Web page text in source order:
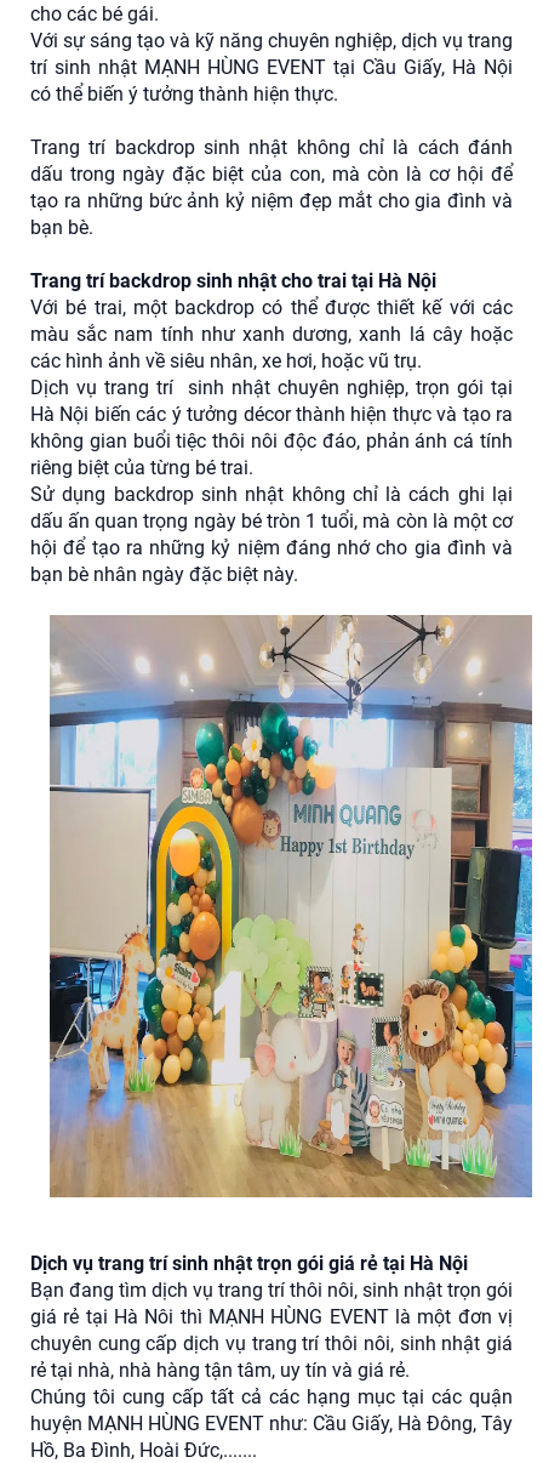
cho các bé gái.
Với sự sáng tạo và kỹ năng chuyên nghiệp, dịch vụ trang
trí sinh nhật MẠNH HÙNG EVENT tại Cầu Giấy, Hà Nội
có thể biến ý tưởng thành hiện thực.
Trang trí backdrop sinh nhật không chỉ là cách đánh
dấu trong ngày đặc biệt của con, mà còn là cơ hội để
tạo ra những bức ảnh kỷ niệm đẹp mắt cho gia đình và
bạn bè.
Trang trí backdrop sinh nhật cho trai tại Hà Nội
Với bé trai, một backdrop có thể được thiết kế với các
màu sắc nam tính như xanh dương, xanh lá cây hoặc
các hình ảnh về siêu nhân, xe hơi, hoặc vũ trụ.
Dịch vụ trang trí sinh nhật chuyên nghiệp, trọn gói tại
Hà Nội biến các ý tưởng décor thành hiện thực và tạo ra
không gian buổi tiệc thôi nôi độc đáo, phản ánh cá tính
riêng biệt của từng bé trai.
Sử dụng backdrop sinh nhật không chỉ là cách ghi lại
dấu ấn quan trọng ngày bé tròn 1 tuổi, mà còn là một cơ
hội để tạo ra những kỷ niệm đáng nhớ cho gia đình và
bạn bè nhân ngày đặc biệt này.
Dịch vụ trang trí sinh nhật trọn gói giá rẻ tại Hà Nội
Bạn đang tìm dịch vụ trang trí thôi nôi, sinh nhật trọn gói
giá rẻ tại Hà Nôi thì MẠNH HÙNG EVENT là một đơn vị
chuyên cung cấp dịch vụ trang trí thôi nôi, sinh nhật giá
rẻ tại nhà, nhà hàng tận tâm, uy tín và giá rẻ.
Chúng tôi cung cấp tất cả các hạng mục tại các quận
huyện MẠNH HÙNG EVENT như: Cầu Giấy, Hà Đông, Tây
Hồ, Ba Đình, Hoài Đức,.......